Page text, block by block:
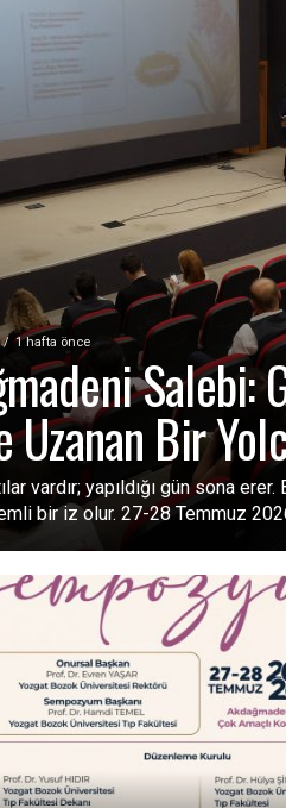
1 hafta önce
Salebi:
Uzanan Bir
vardır; yapıldığı gün sona
bir iz olur. 27-28 Temmuz